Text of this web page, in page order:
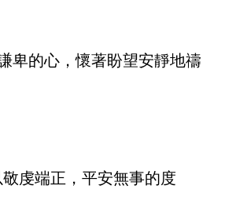
卑的心，懷著盼望安靜地禱
虔端正，平安無事的度